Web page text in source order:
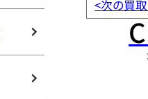
<次の買